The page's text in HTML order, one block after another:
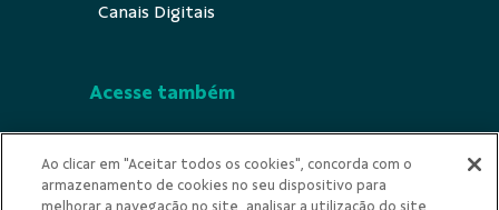
Canais Digitais
Acesse também
Indícios de Ilicitude
Ao clicar em "Aceitar todos os cookies", concorda com o
armazenamento de cookies no seu dispositivo para
melhorar a navegação no site, analisar a utilização do site